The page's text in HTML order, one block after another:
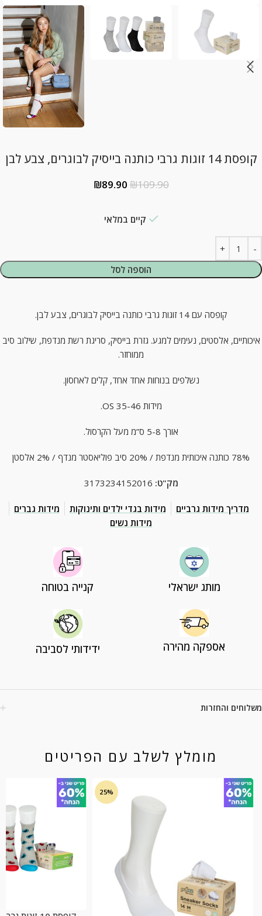
קופסת 14 זוגות גרבי כותנה בייסיק לבוגרים, צבע לבן
₪109.90
₪89.90
קיים במלאי
הוספה לסל
קופסה עם 14 זוגות גרבי כותנה בייסיק לבוגרים, צבע לבן.
איכותיים, אלסטים, נעימים למגע. גזרת בייסיק, סריגת רשת מנדפת, שילוב סיב
ממוחזר.
נשלפים בנוחות אחד אחד, קלים לאחסון.
מידות OS 35-46.
אורך 5-8 ס”מ מעל הקרסול.
78% כותנה איכותית מנדפת / 20% סיב פוליאסטר מנדף / 2% אלסטן
מק"ט: 3173234152016
מדריך מידות גרביים מידות בגדי ילדים ותינוקות
מידות גברים
מידות נשים
מותג ישראלי קנייה בטוחה
אספקה מהירה ידידותי לסביבה
משלוחים והחזרות
מומלץ לשלב עם הפריטים
25%